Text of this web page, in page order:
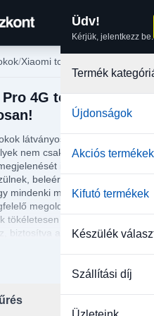
Üdv!
Kérjük, jelentkezz be.
Termék
Újdonságok
Akciós termékek
Kifutó termékek
Készülék
Szállítási díj
Xiaomi tokok
4G tok - Védje
látványos és funkcionális
nem csak a telefon
is biztosítják. Ezek
beleértve a szilikont, a
mindenki megtalálhassa a
megoldást. A precíz
illeszkednek a
biztosítva a könnyű
használat során előforduló
Nálunk megtalálhatók az
számára készült